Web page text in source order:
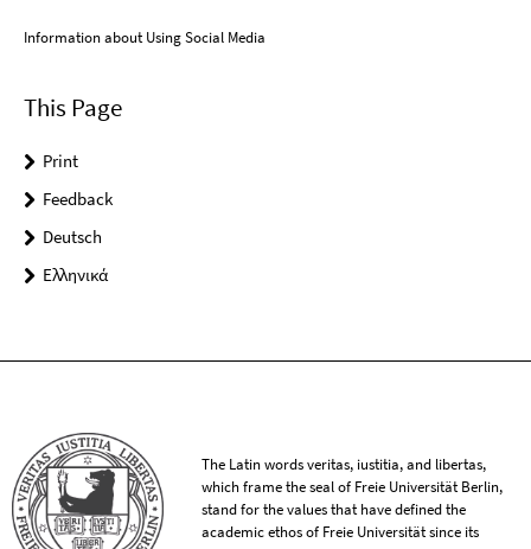
Information about Using Social Media
This Page
Print
Feedback
Deutsch
Ελληνικά
The Latin words veritas, iustitia, and libertas,
which frame the seal of Freie Universität Berlin,
stand for the values that have defined the
academic ethos of Freie Universität since its